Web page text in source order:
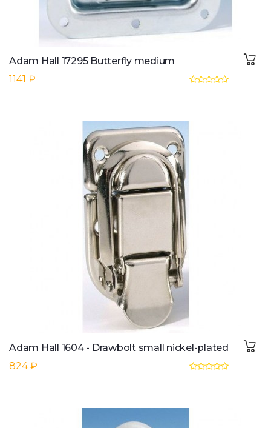
Adam Hall 17295 Butterfly medium
1141 ₽
Adam Hall 1604 - Drawbolt small nickel-plated
824 ₽